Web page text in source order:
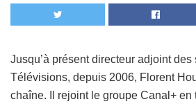
Jusqu’à présent directeur adjoint des
Télévisions, depuis 2006, Florent
chaîne. Il rejoint le groupe Canal+ en